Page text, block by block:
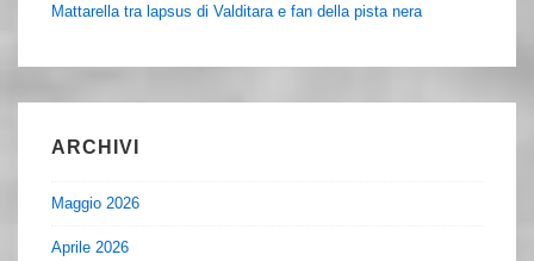
Mattarella tra lapsus di Valditara e fan della pista nera
ARCHIVI
Maggio 2026
Aprile 2026